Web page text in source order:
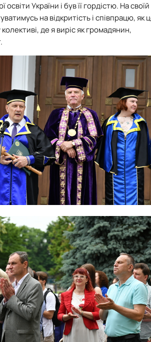
освіти України і був її гордістю. На своїй
на відкритість і співпрацю, як
де я виріс як громадянин,